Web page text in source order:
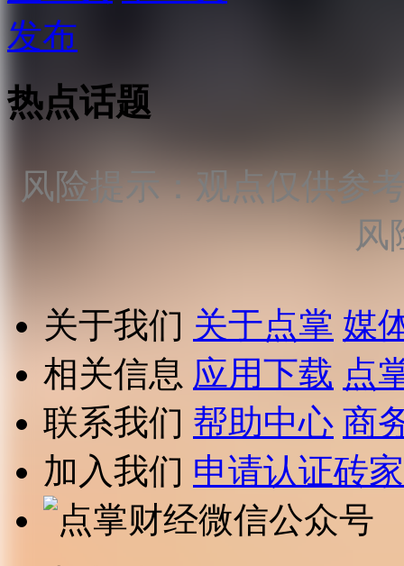
发布
热点话题
风险提示：观点仅供参
风
关于我们 关于点掌 媒
相关信息 应用下载 点
联系我们 帮助中心 商
加入我们 申请认证砖家